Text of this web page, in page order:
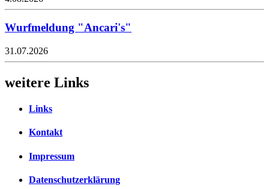
Wurfmeldung "Ancari's"
31.07.2026
weitere Links
Links
Kontakt
Impressum
Datenschutzerklärung